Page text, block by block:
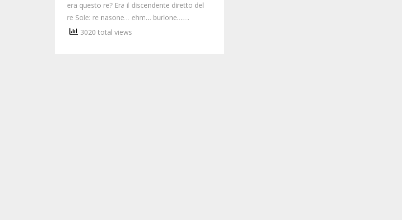
era questo re? Era il discendente diretto del
re Sole: re nasone… ehm… burlone…….
3020 total views